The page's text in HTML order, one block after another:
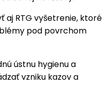
aj RTG vyšetrenie, ktoré
pod povrchom
ústnu hygienu a
vzniku kazov a